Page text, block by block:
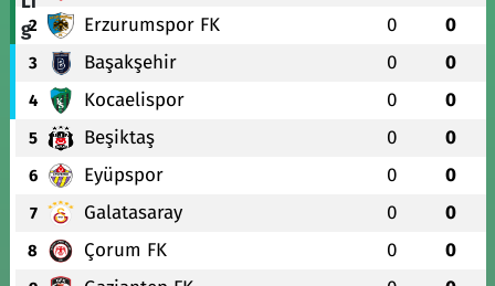
2 Erzurumspor FK 0 0
3 Başakşehir 0 0
4 Kocaelispor 0 0
5 Beşiktaş 0 0
6 Eyüpspor 0 0
7 Galatasaray 0 0
8 Çorum FK 0 0